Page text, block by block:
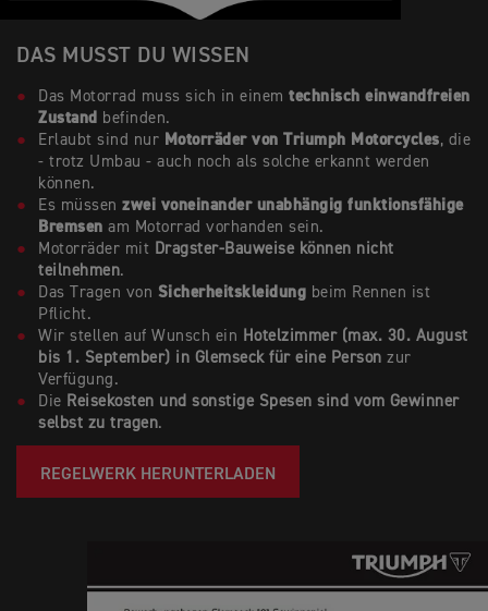
DAS MUSST DU WISSEN
Das Motorrad muss sich in einem technisch einwandfreien
Zustand befinden.
Erlaubt sind nur Motorräder von Triumph Motorcycles, die
- trotz Umbau - auch noch als solche erkannt werden
können.
Es müssen zwei voneinander unabhängig funktionsfähige
Bremsen am Motorrad vorhanden sein.
Motorräder mit Dragster-Bauweise können nicht
teilnehmen.
Das Tragen von Sicherheitskleidung beim Rennen ist
Pflicht.
Wir stellen auf Wunsch ein Hotelzimmer (max. 30. August
bis 1. September) in Glemseck für eine Person zur
Verfügung.
Die Reisekosten und sonstige Spesen sind vom Gewinner
selbst zu tragen.
REGELWERK HERUNTERLADEN